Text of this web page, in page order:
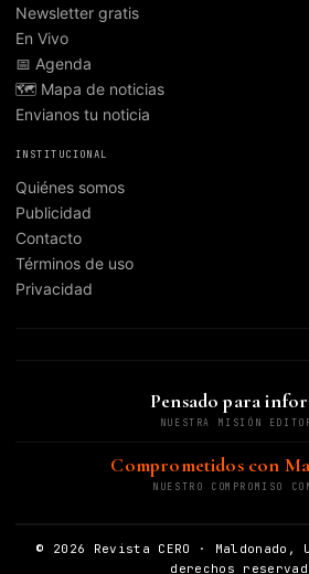
Newsletter gratis
En Vivo
📅 Agenda
🗺️ Mapa de noticias
Envianos tu noticia
INSTITUCIONAL
Quiénes somos
Publicidad
Contacto
Términos de uso
Privacidad
Pensado para
NUESTRA MISIÓN
Comprometidos con
NUESTRO COMPROMISO
© 2026 Revista CERO · Maldonado,
derechos